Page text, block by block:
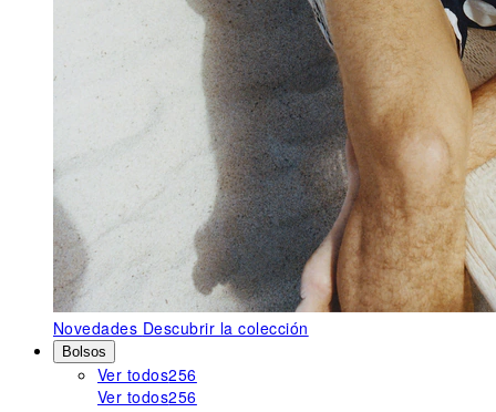
Novedades Descubrir la colección
Bolsos
Ver todos256
Ver todos256